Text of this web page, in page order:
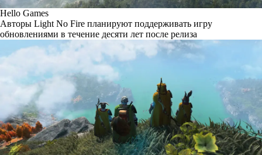
Hello Games
Авторы Light No Fire планируют поддерживать игру
обновлениями в течение десяти лет после релиза